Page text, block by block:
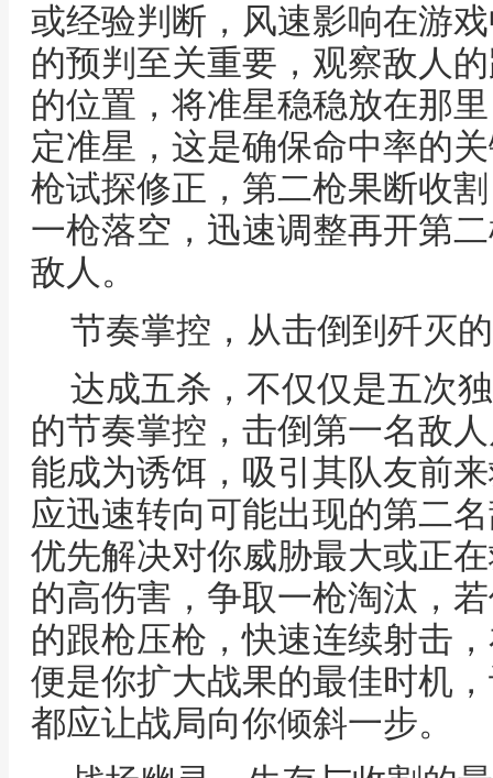
或经验判断，风速影响在游
的预判至关重要，观察敌人
的位置，将准星稳稳放在那
定准星，这是确保命中率的
枪试探修正，第二枪果断收
一枪落空，迅速调整再开第
敌人。
节奏掌控，从击倒到歼灭
达成五杀，不仅仅是五次
的节奏掌控，击倒第一名敌
能成为诱饵，吸引其队友前
应迅速转向可能出现的第二
优先解决对你威胁最大或正
的高伤害，争取一枪淘汰，
的跟枪压枪，快速连续射击
便是你扩大战果的最佳时机
都应让战局向你倾斜一步。